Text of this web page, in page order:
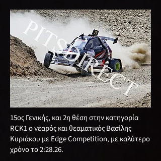
15ος Γενικής, και 2η θέση στην κατηγορία
RCΚ1 ο νεαρός και θεαματικός Βασίλης
Κυριάκου με Edge Competition, με καλύτερο
χρόνο το 2:28.26.